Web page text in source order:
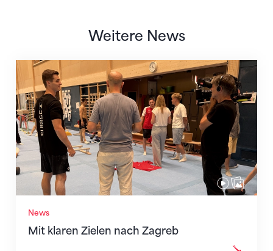
Weitere News
News
Mit klaren Zielen nach Zagreb
Mit klaren Zielen nach Zagreb